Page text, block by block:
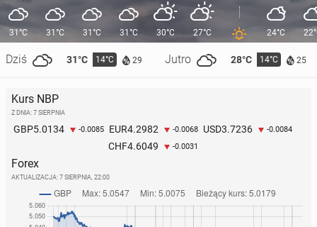
31°C
Dziś 31°C 14°C 29 Jutro 28°C 14°C 25
31°C 31°C 31°C 30°C 27°C 24°C
Kurs NBP
Z DNIA: 7 SIERPNIA
GBP5.0134 -0.0085 EUR4.2982 -0.0068 USD3.7236 -0.0084
CHF4.6049 -0.0031
Forex
AKTUALIZACJA: 7 SIERPNIA, 22:00